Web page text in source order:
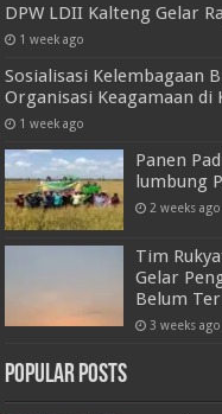
DPW LDII Kalteng Gelar
1 week ago
Sosialisasi Kelembagaan
Organisasi Keagamaan di
1 week ago
Panen
lumbung
2 weeks ago
Tim
Gelar
Belum
3 weeks ago
Popular Posts